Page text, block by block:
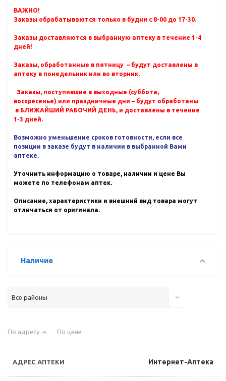
ВАЖНО!
Заказы обрабатываются только в будни с 8-00 до 17-30.
Заказы доставляются в выбранную аптеку в течение 1-4
дней!
Заказы, обработанные в пятницу – будут доставлены в
аптеку в понедельник или во вторник.
Заказы, поступившие в выходные (суббота,
воскресенье) или праздничные дни – будут обработаны
в БЛИЖАЙШИЙ РАБОЧИЙ ДЕНЬ, и доставлены в течение
1-3 дней.
Возможно уменьшение сроков готовности, если все
позиции в заказе будут в наличии в выбранной Вами
аптеке.
Уточнить информацию о товаре, наличии и цене Вы
можете по телефонам аптек.
Описание, характеристики и внешний вид товара могут
отличаться от оригинала.
Наличие
Все районы
По адресу По цене
Интернет-Аптека